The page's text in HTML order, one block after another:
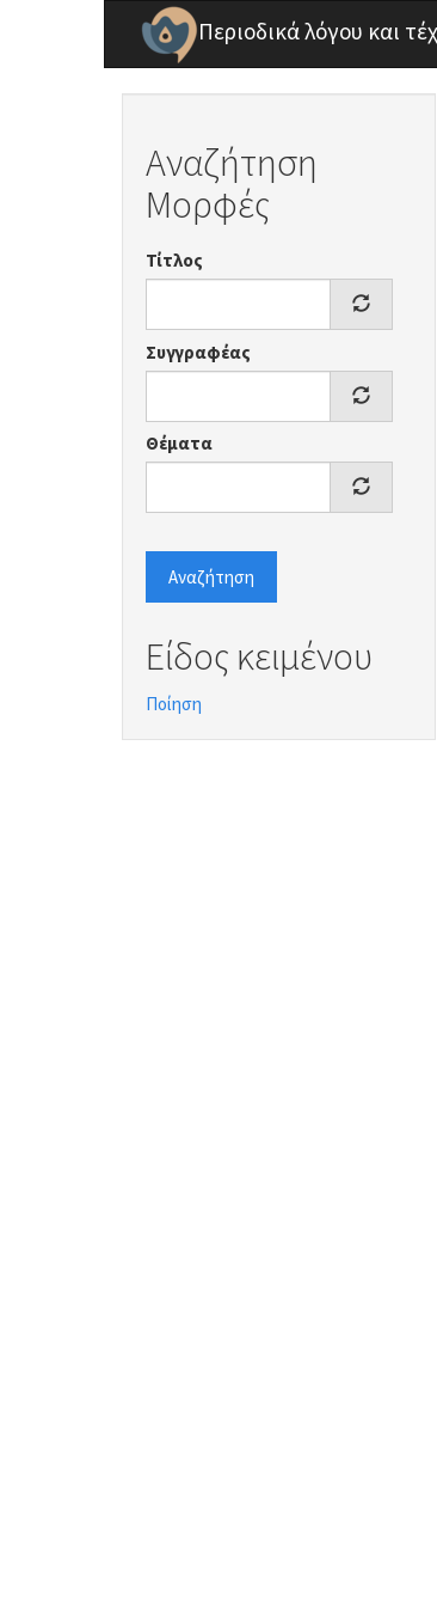
Παράκαμψη προς το κυρίως περιεχόμενο
Περιοδικά λόγου και
Αναζήτηση
Μορφές
Τίτλος
Συγγραφέας
Θέματα
Αναζήτηση
Είδος κειμένου
Ποίηση